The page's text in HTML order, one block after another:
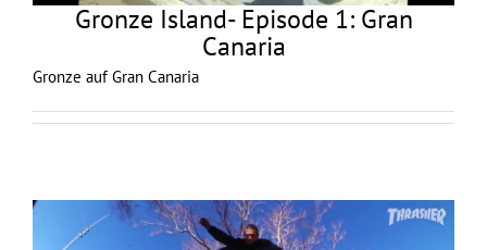
Gronze Island- Episode 1: Gran
Canaria
Gronze auf Gran Canaria